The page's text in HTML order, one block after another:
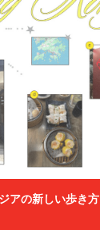
アの新しい歩き方